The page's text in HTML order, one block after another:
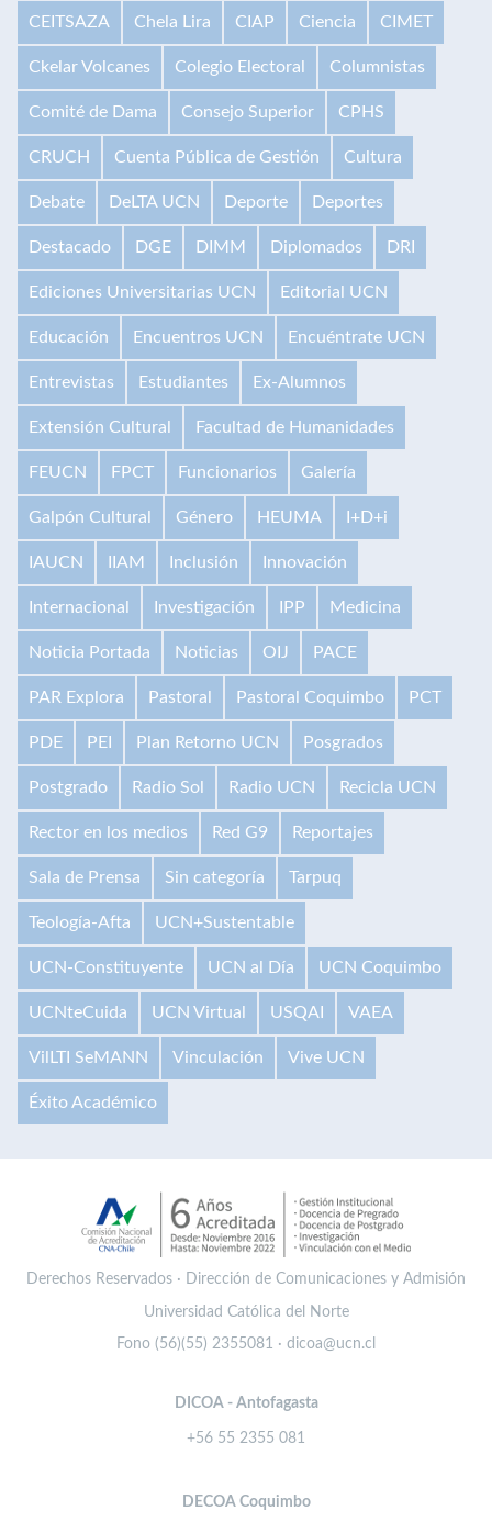
CEITSAZA Chela Lira CIAP Ciencia CIMET
Ckelar Volcanes Colegio Electoral Columnistas
Comité de Dama Consejo Superior CPHS
CRUCH Cuenta Pública de Gestión Cultura
Debate DeLTA UCN Deporte Deportes
Destacado DGE DIMM Diplomados DRI
Ediciones Universitarias UCN Editorial UCN
Educación Encuentros UCN Encuéntrate UCN
Entrevistas Estudiantes Ex-Alumnos
Extensión Cultural Facultad de Humanidades
FEUCN FPCT Funcionarios Galería
Galpón Cultural Género HEUMA I+D+i
IAUCN IIAM Inclusión Innovación
Internacional Investigación IPP Medicina
Noticia Portada Noticias OIJ PACE
PAR Explora Pastoral Pastoral Coquimbo PCT
PDE PEI Plan Retorno UCN Posgrados
Postgrado Radio Sol Radio UCN Recicla UCN
Rector en los medios Red G9 Reportajes
Sala de Prensa Sin categoría Tarpuq
Teología-Afta UCN+Sustentable
UCN-Constituyente UCN al Día UCN Coquimbo
UCNteCuida UCN Virtual USQAI VAEA
VilLTI SeMANN Vinculación Vive UCN
Éxito Académico
Derechos Reservados · Dirección de Comunicaciones y Admisión
Universidad Católica del Norte
Fono (56)(55) 2355081 · dicoa@ucn.cl
DICOA - Antofagasta
+56 55 2355 081
DECOA Coquimbo